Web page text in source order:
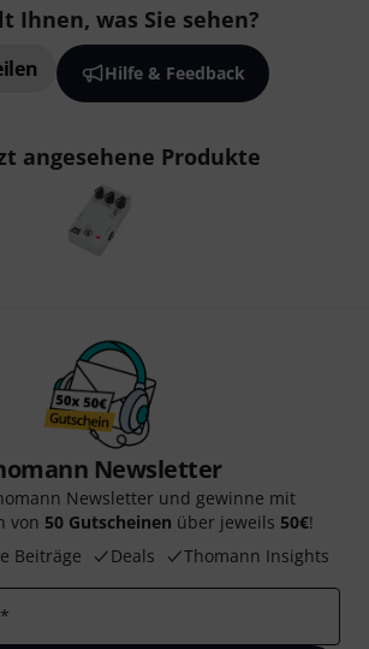
Ihnen, was Sie sehen?
Hilfe & Feedback
angesehene Produkte
Newsletter
Newsletter und gewinne mit
von 50 Gutscheinen über jeweils 50€!
Beiträge
Deals Thomann Insights
*